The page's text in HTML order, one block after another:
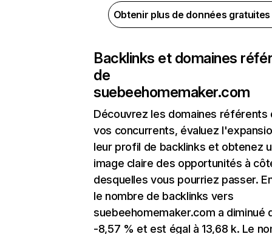
Obtenir plus de données
Backlinks et domaines
de
suebeehomemaker.com
Découvrez les domaines référents
vos concurrents, évaluez
leur profil de backlinks et obtenez
image claire des opportunités à
desquelles vous pourriez passer.
le nombre de backlinks vers
suebeehomemaker.com a diminué
-8,57 % et est égal à 13,68 k. Le